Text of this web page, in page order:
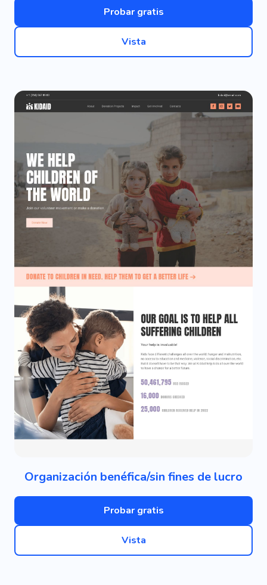
Probar gratis
Vista
Organización benéfica/sin fines de lucro
Probar gratis
Vista